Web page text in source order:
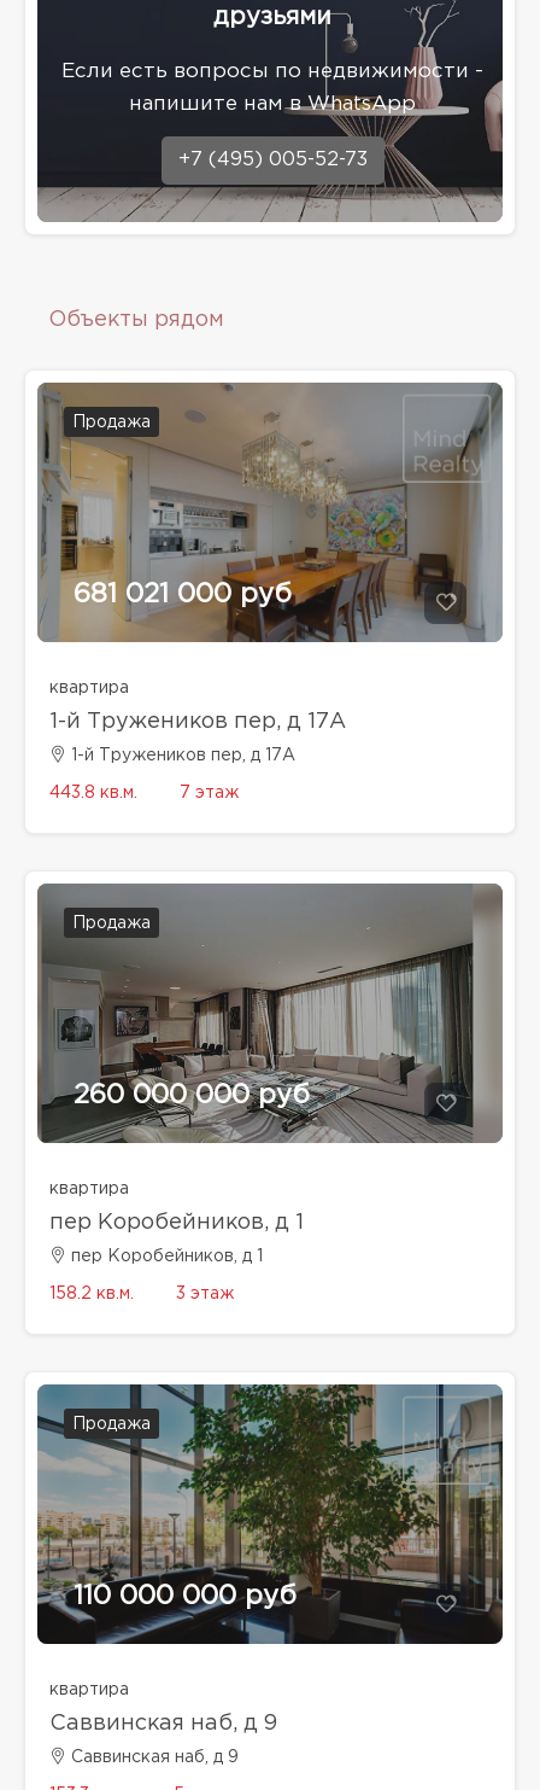
друзьями
Eсли есть вопросы по недвижимости -
напишите нам в WhatsApp
+7 (495) 005-52-73
Объекты рядом
Продажа
681 021 000 руб
квартира
1-й Тружеников пер, д 17А
1-й Тружеников пер, д 17А
443.8 кв.м. 7 этаж
Продажа
260 000 000 руб
квартира
пер Коробейников, д 1
пер Коробейников, д 1
158.2 кв.м. 3 этаж
Продажа
110 000 000 руб
квартира
Саввинская наб, д 9
Саввинская наб, д 9